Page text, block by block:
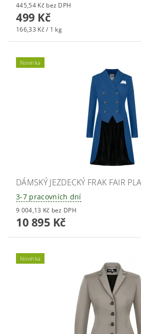
445,54 Kč bez DPH
499 Kč
166,33 Kč / 1 kg
Novinka
DÁMSKÝ JEZDECKÝ FRAK FAIR
3-7 pracovních dní
9 004,13 Kč bez DPH
10 895 Kč
Novinka